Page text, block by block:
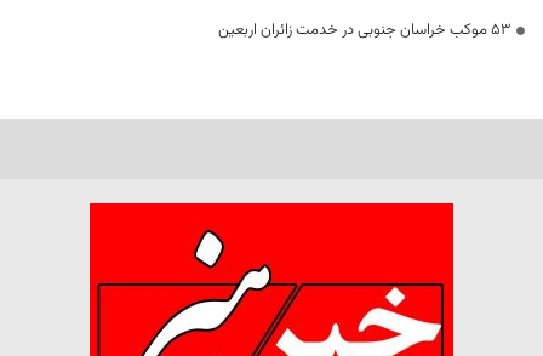
53 موکب خراسان جنوبی در خدمت زائران اربعین